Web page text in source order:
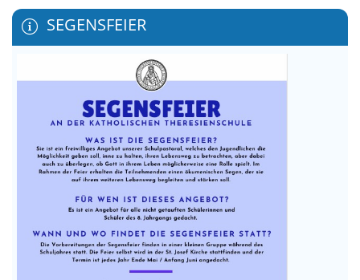
SEGENSFEIER